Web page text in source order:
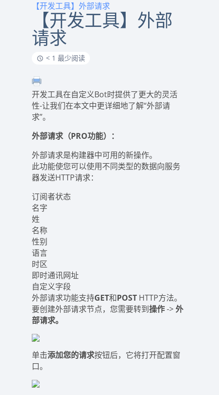
【开发工具】外部请求
【开发工具】外部
请求
< 1 最少阅读
开发工具在自定义Bot时提供了更大的灵活
性-让我们在本文中更详细地了解“外部请
求”。
外部请求（PRO功能）：
外部请求是构建器中可用的新操作。
此功能使您可以使用不同类型的数据向服务
器发送HTTP请求：
订阅者状态
名字
姓
名称
性别
语言
时区
即时通讯网址
自定义字段
外部请求功能支持GET和POST HTTP方法。
要创建外部请求节点，您需要转到操作->外
部请求。
单击添加您的请求按钮后，它将打开配置窗
口。